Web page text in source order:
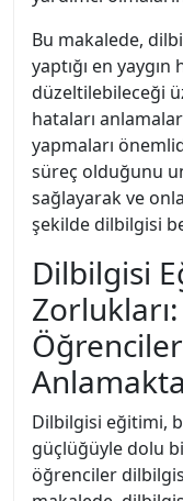
Bu makalede,
yaptığı en
düzeltilebileceği
hataları
yapmaları
süreç olduğunu
sağlayarak ve
şekilde dilbilgisi
Dilbilgisi
Dilbilgisi eğitimi,
güçlüğüyle dolu
öğrenciler